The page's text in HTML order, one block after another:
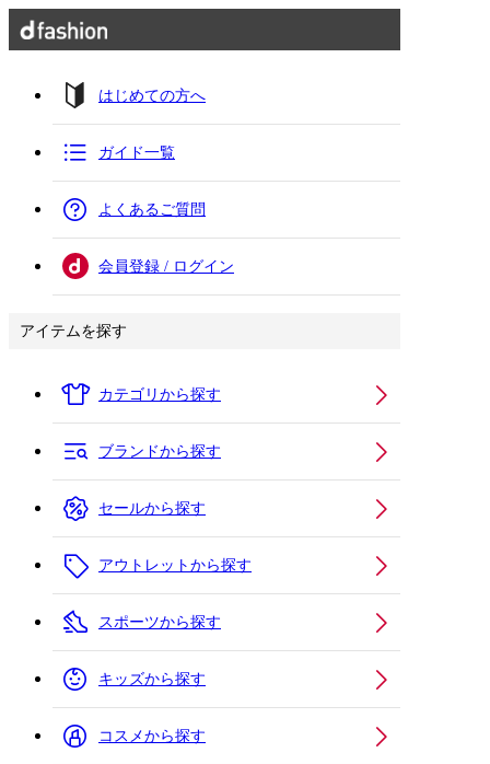
はじめての方へ
ガイド一覧
よくあるご質問
会員登録 / ログイン
アイテムを探す
カテゴリから探す
ブランドから探す
セールから探す
アウトレットから探す
スポーツから探す
キッズから探す
コスメから探す